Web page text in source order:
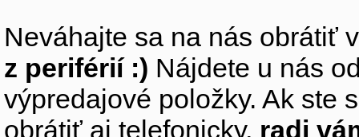
Neváhajte sa na nás obrátiť
z periférií :) Nájdete u nás
výpredajové položky. Ak ste
obrátiť aj telefonicky, radi